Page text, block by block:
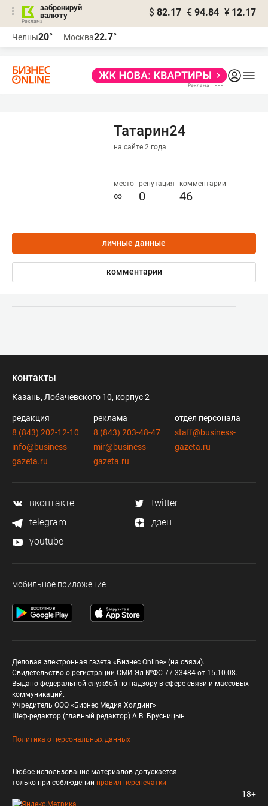
забронируй
валюту
$ 82.17 € 94.84 ¥ 12.17
Челны20° Москва22.7°
Татарин24
на сайте 2 года
место
∞
репутация
0
комментарии
46
личные данные
комментарии
контакты
Казань, Лобачевского 10, корпус 2
редакция
8 (843) 202-12-10
info@business-
gazeta.ru
реклама
8 (843) 203-48-47
mir@business-
gazeta.ru
отдел персонала
staff@business-
gazeta.ru
вконтакте
twitter
telegram
дзен
youtube
мобильное приложение
Деловая электронная газета «Бизнес Online» (на связи).
Свидетельство о регистрации СМИ Эл №ФС 77-33484 от 15.10.08.
Выдано федеральной службой по надзору в сфере связи и массовых
коммуникаций.
Учредитель ООО «Бизнес Медия Холдинг»
Шеф-редактор (главный редактор) А.В. Брусницын
Политика о персональных данных
Любое использование материалов допускается
только при соблюдении правил перепечатки
18+